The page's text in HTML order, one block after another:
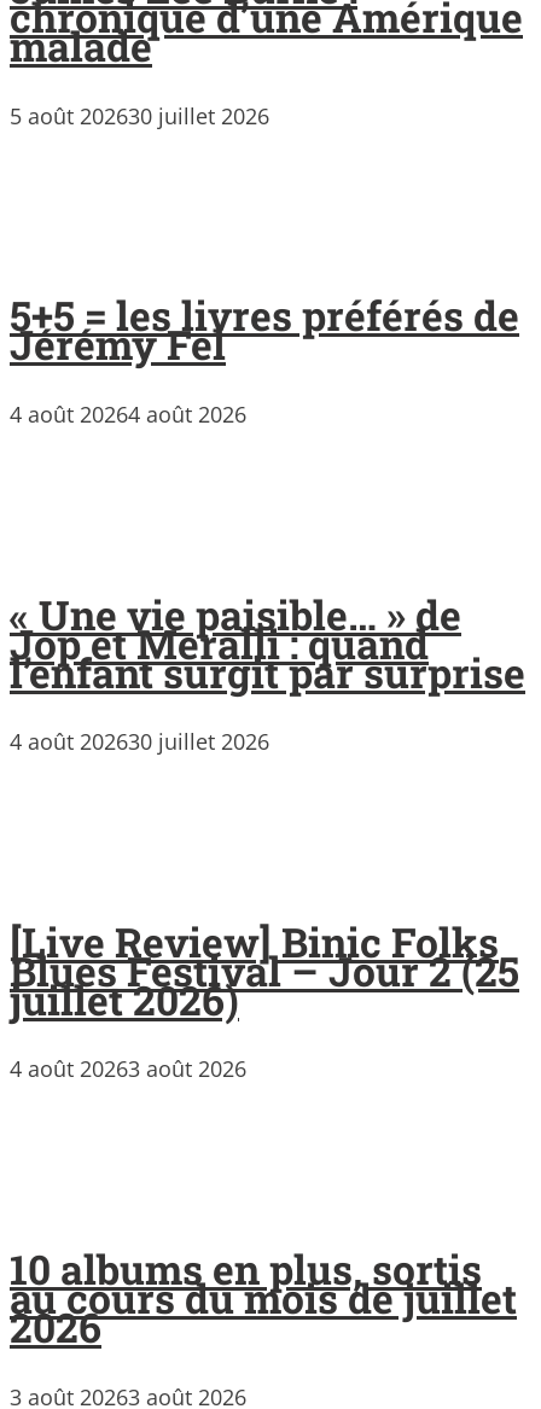
chronique d’une Amérique
malade
5 août 202630 juillet 2026
5+5 = les livres préférés de
Jérémy Fel
4 août 20264 août 2026
« Une vie paisible… » de
Jop et Meralli : quand
l’enfant surgit par surprise
4 août 202630 juillet 2026
[Live Review] Binic Folks
Blues Festival – Jour 2 (25
juillet 2026)
4 août 20263 août 2026
10 albums en plus, sortis
au cours du mois de juillet
2026
3 août 20263 août 2026